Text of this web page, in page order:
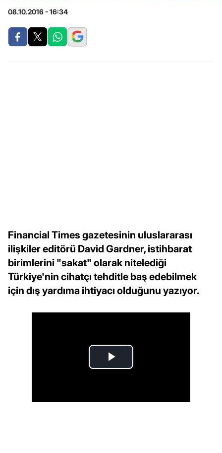
08.10.2016 - 16:34
Financial Times gazetesinin uluslararası
ilişkiler editörü David Gardner, istihbarat
birimlerini "sakat" olarak nitelediği
Türkiye'nin cihatçı tehditle baş edebilmek
için dış yardıma ihtiyacı olduğunu yazıyor.